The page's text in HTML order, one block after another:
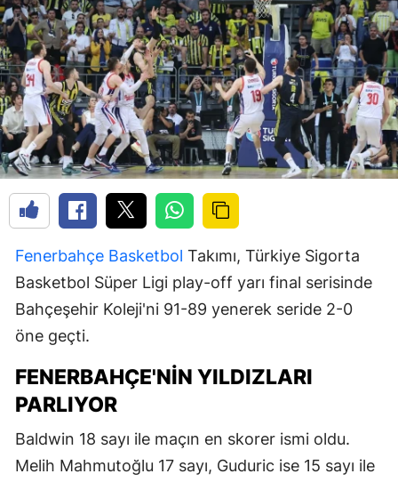
Fenerbahçe Basketbol Takımı, Türkiye Sigorta
Basketbol Süper Ligi play-off yarı final serisinde
Bahçeşehir Koleji'ni 91-89 yenerek seride 2-0
öne geçti.
FENERBAHÇE'NIN YILDIZLARI
PARLIYOR
Baldwin 18 sayı ile maçın en skorer ismi oldu.
Melih Mahmutoğlu 17 sayı, Guduric ise 15 sayı ile